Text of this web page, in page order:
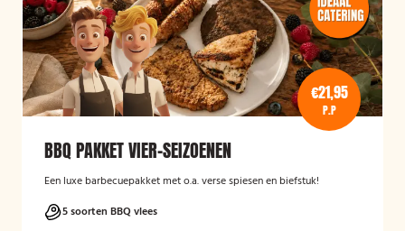
€21,95
P.P
BBQ PAKKET VIER-SEIZOENEN
Een luxe barbecuepakket met o.a. verse spiesen en biefstuk!
5 soorten BBQ vlees